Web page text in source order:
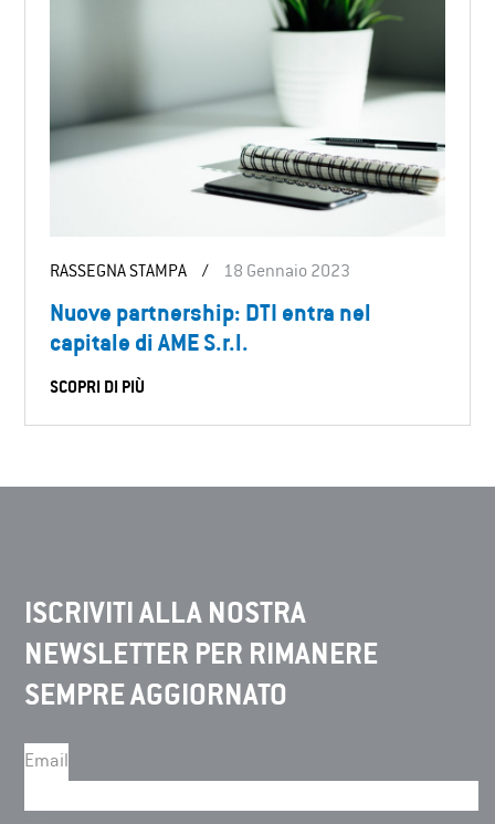
RASSEGNA STAMPA / 18 Gennaio 2023
Nuove partnership: DTI entra nel
capitale di AME S.r.l.
SCOPRI DI PIÙ
ISCRIVITI ALLA NOSTRA
NEWSLETTER PER RIMANERE
SEMPRE AGGIORNATO
Email